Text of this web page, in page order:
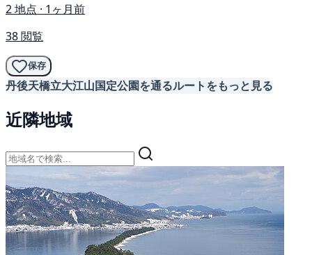
2 地点 · 1ヶ月前
38 閲覧
保存
丹後天橋立大江山国定公園を通るルートをもっと見る
近隣地域